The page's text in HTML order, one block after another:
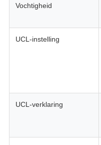
Vochtigheid
UCL-instelling
UCL-verklaring